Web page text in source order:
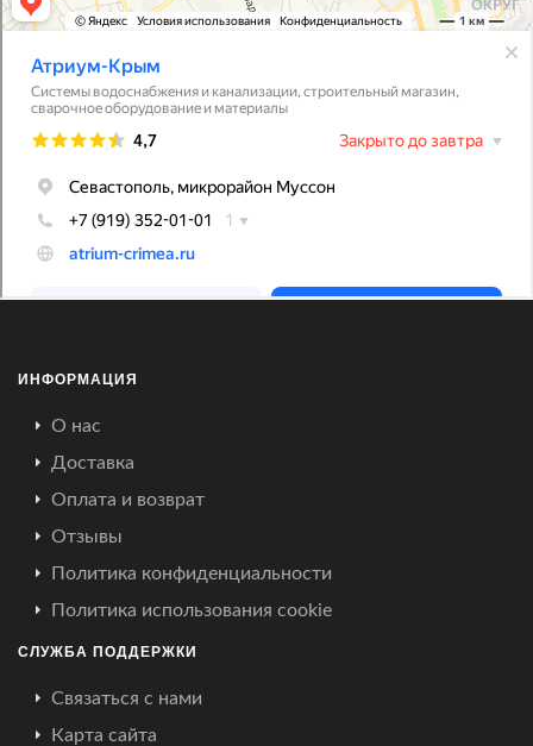
ИНФОРМАЦИЯ
О нас
Доставка
Оплата и возврат
Отзывы
Политика конфиденциальности
Политика использования cookie
СЛУЖБА ПОДДЕРЖКИ
Связаться с нами
Карта сайта